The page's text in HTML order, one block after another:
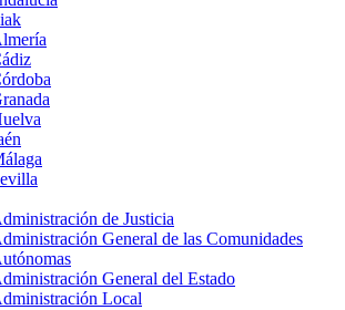
de Justicia
General de las Comunidades
General del Estado
Local